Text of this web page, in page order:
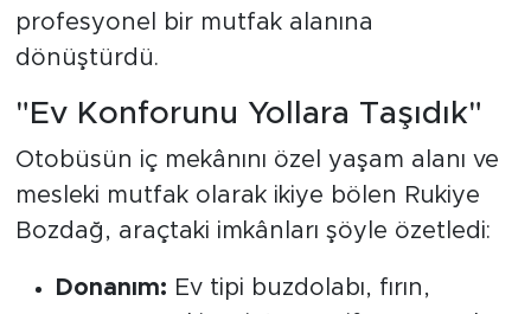
profesyonel bir mutfak alanına
dönüştürdü.
"Ev Konforunu Yollara Taşıdık"
Otobüsün iç mekânını özel yaşam alanı ve
mesleki mutfak olarak ikiye bölen Rukiye
Bozdağ, araçtaki imkânları şöyle özetledi:
Donanım: Ev tipi buzdolabı, fırın,